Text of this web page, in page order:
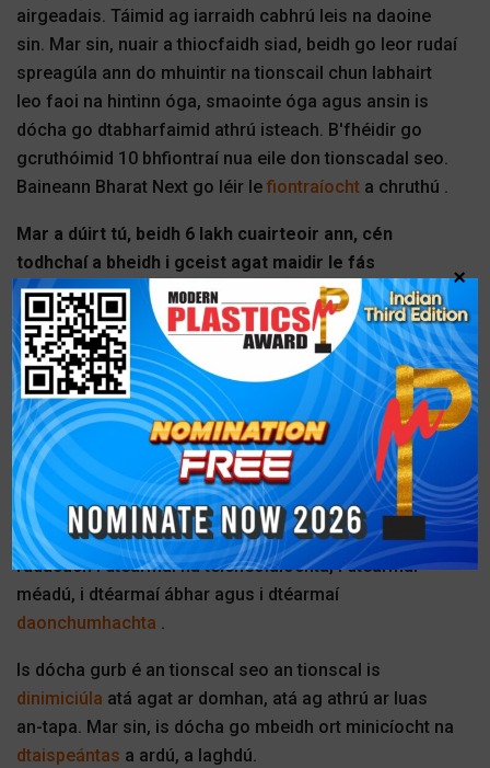
airgeadais. Táimid ag iarraidh cabhrú leis na daoine
sin. Mar sin, nuair a thiocfaidh siad, beidh go leor rudaí
spreagúla ann do mhuintir na tionscail chun labhairt
leo faoi na hintinn óga, smaointe óga agus ansin is
dócha go dtabharfaimid athrú isteach. B'fhéidir go
gcruthóimid 10 bhfiontraí nua eile don tionscadal seo.
Baineann Bharat Next go léir le fiontraíocht a chruthú .
Mar a dúirt tú, beidh 6 lakh cuairteoir ann, cén
todhchaí a bheidh i gceist agat maidir le fás
PlastIndia don tionscal?
PlastIndia 2026
, tá an líne tarraingthe go soiléir ag an
bhfreagra atá faighte againn, mar shampla tá 80,000
méadar cearnach leithdháilte agat, tá 10,000 go 50,000
méadar cearnach sa phíblíne agat agus fós táimid ag
fáil glaonna gach lá le haghaidh spáis. Mar sin,
léiríonn an riachtanas spáis féin an chaoi a bhfuil an
tionscal seo ag borradh. Mar sin, is dóigh liomsa gach
3 bliana nó gach 2 bhliain go bhfeicfidh tú athrú
radacach i dtéarmaí na teicneolaíochta, i dtéarmaí
méadú, i dtéarmaí ábhar agus i dtéarmaí
daonchumhachta .
Is dócha gurb é an tionscal seo an tionscal is
dinimiciúla atá agat ar domhan, atá ag athrú ar luas
an-tapa. Mar sin, is dócha go mbeidh ort minicíocht na
dtaispeántas a ardú, a laghdú.
×